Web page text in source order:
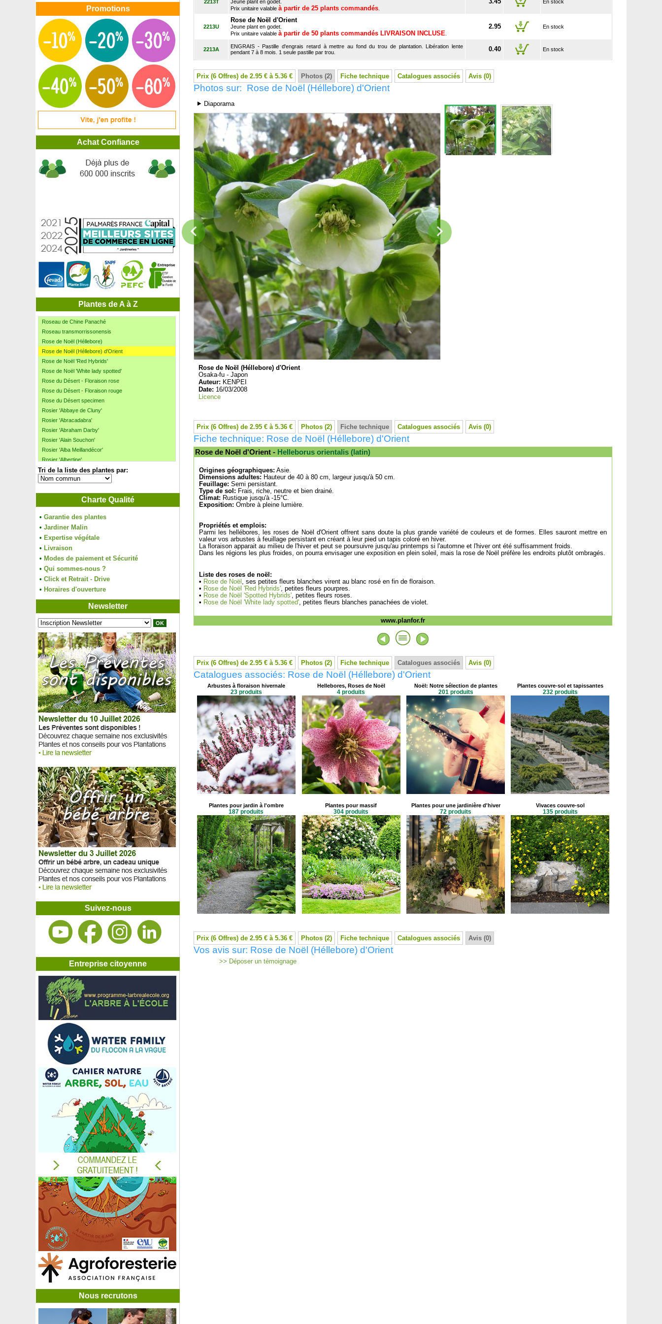
Promotions
Achat Confiance
Plantes de A à Z
Prunier 'Reine Claude de Bavay'
Prunier 'Reine Claude dorée'
Raisin d'ours
Raisin du Japon, Mûrier du Japon
Réglisse
Rhaphiolépis Delacour
Rhododendron blanc 'Mme Masson'
Rhododendron jaune 'Horizon Monarch'
Rhododendron nain blanc
Rhododendron nain mauve
Rhododendron nain 'Percy Wiseman'
Rhododendron nain rose
Rhododendron rose 'Fenbeyum'
Rhododendron rose 'Germania'
Rhododendron rose 'Golden Gate'
Rhododendron rose 'Winsome'
Rhododendron rouge 'Elisabeth'
Rhubarbe géante du Brésil
Rince-bouteille blanc
Rince-bouteille jaune
Rince-bouteille 'Laevis'
Rince-bouteille 'Little John'
Rince-bouteille rose
Romarin commun, Romarin officinal
Romarin pleureur Tige
Romarin rampant
Roseau de Chine Panaché
Roseau transmorrissonensis
Rose de Noël (Héllebore)
Rose de Noël (Héllebore) d'Orient
Rose de Noël 'Red Hybrids'
Rose de Noël 'White lady spotted'
Rose du Désert - Floraison rose
Rose du Désert - Floraison rouge
Rose du Désert specimen
Rosier 'Abbaye de Cluny'
Rosier 'Abracadabra'
Rosier 'Abraham Darby'
Rosier 'Alain Souchon'
Rosier 'Alba Meillandécor'
Rosier 'Albertine'
Rosier 'Alibaba'
Rosier 'All my loving'
Rosier 'André Le Notre'
Rosier 'Angéla'
Rosier 'Arthur Rimbaud'
Rosier 'Astrée'
Rosier 'Auguste Renoir'
Rosier 'Baie des Anges'
Rosier 'Ballerina'
Rosier 'Barbra Streisand'
Rosier 'Bernard Hinault'
Rosier 'Black Baccara'
Rosier 'Blue Girl'
Rosier 'Bolchoi'
Rosier 'Boscobel'
Rosier 'Bossa Nova'
Rosier 'Brocéliande'
Rosier 'Buff Beauty'
Rosier 'Burgundy Ice'
Rosier 'Cardinal de Richelieu'
Rosier Catherine de Médicis
Rosier 'Chabadabada'
Rosier 'Christophe Colomb'
Rosier 'Claire Austin'
Rosier 'Cocktail'
Rosier 'Coluche'
Rosier 'Complicata'
Rosier 'Cornelia'
Rosier de Banks 'Alba Plena'
Rosier de Banks 'Lutea'
Rosier de Banks 'Rosea'
Rosier 'Déborah'
Rosier 'Diane de Ribes'
Rosier 'Double Delight'
Rosier 'Edith Piaf'
Rosier 'Etna'
Rosier 'Favorita'
Rosier 'Fox Trot'
Rosier 'François Mauriac'
Rosier 'Gertrude Jekyll'
Rosier 'Glamis Castle'
Rosier 'Golden Perfumella'
Rosier 'Grootendorst Suprême'
Rosier 'Hacienda'
Rosier 'Hot Cocoa'
Rosier 'Iceberg'
Rosier 'Ingrid Bergman'
Rosier 'Isabelle Autissier'
Rosier 'Jacques Cartier'
Rosier 'Joseph's Coat'
Rosier 'Jubilé du Prince de Monaco'
Rosier 'Jubilee Celebration'
Rosier 'La Belle de Rouet'
Rosier 'La Sevillana'
Rosier 'Lichfield Angel'
Rosier 'Lolita Lempicka'
Rosier 'Marcel Pagnol'
Rosier 'Marilyn Monroe'
Rosier 'Mary Rose'
Rosier 'Mermaid'
Rosier 'Michel Desjoyeaux'
Rosier 'Michel Serrault'
Rosier 'Mme A. Meilland', Rosier 'Peace'
Rosier 'Mokarosa'
Rosier 'Moonstone'
Rosier 'Mozart'
Rosier 'Munstead Wood'
Rosier Mutabilis, Rosier de Chine
Rosier nain Zepeti®
Rosier 'Only You'
Rosier 'Pablito'
Rosier 'Pacific Dream'
Rosier 'Palais Impérial de Compiègne'
Rosier 'Pascali'
Rosier 'Pascal Sevran'
Rosier 'Paul Neyron'
Rosier paysager blanc 'Little White Pet'
Rosier paysager jaune 'Yellow Fairy'
Rosier paysager rose 'Fairy Rood'
Rosier paysager rose foncé 'The Fairy Rubra'
Tri de la liste des plantes par:
Charte Qualité
• Garantie des plantes
• Jardiner Malin
• Expertise végétale
• Livraison
• Modes de paiement et Sécurité
• Qui sommes-nous ?
• Click et Retrait - Drive
• Horaires d'ouverture
Newsletter
Suivez-nous
Entreprise citoyenne
Nous recrutons
2213T
Jeune plant en godet.
Prix unitaire valable à partir de 25 plants commandés
En stock
2213U
Rose de Noël d'Orient
Jeune plant en godet.
Prix unitaire valable à partir de 50 plants commandés LIVRAISON INCLUSE
2.95 En stock
2213A
ENGRAIS - Pastille d'engrais retard à mettre au fond du trou de plantation. Libération lente
pendant 7 à 8 mois. 1 seule pastille par trou.
0.40 En stock
Prix (6 Offres) de 2.95 € à 5.36 € Photos (2) Fiche technique Catalogues associés Avis (0)
Photos sur: Rose de Noël (Héllebore) d'Orient
⯈ Diaporama
Rose de Noël (Héllebore) d'Orient
Osaka-fu - Japon
Auteur: KENPEI
Date: 16/03/2008
Licence
Prix (6 Offres) de 2.95 € à 5.36 € Photos (2) Fiche technique Catalogues associés Avis (0)
Fiche technique: Rose de Noël (Héllebore) d'Orient
Rose de Noël d'Orient - Helleborus orientalis (latin)
Origines géographiques: Asie.
Dimensions adultes: Hauteur de 40 à 80 cm, largeur jusqu'à 50 cm.
Feuillage: Semi persistant.
Type de sol: Frais, riche, neutre et bien drainé.
Climat: Rustique jusqu'à -15°C.
Exposition: Ombre à pleine lumière.
Propriétés et emplois:
Parmi les hellébores, les roses de Noël d'Orient offrent sans doute la plus grande variété de couleurs et de formes. Elles sauront mettre en
valeur vos arbustes à feuillage persistant en créant à leur pied un tapis coloré en hiver.
La floraison apparait au milieu de l'hiver et peut se poursuivre jusqu'au printemps si l'automne et l'hiver ont été suffisamment froids.
Dans les régions les plus froides, on pourra envisager une exposition en plein soleil, mais la rose de Noël préfère les endroits plutôt ombragés.
Liste des roses de noël:
• Rose de Noël , ses petites fleurs blanches virent au blanc rosé en fin de floraison.
• Rose de Noël 'Red Hybrids', petites fleurs pourpres.
• Rose de Noël 'Spotted Hybrids', petites fleurs roses.
• Rose de Noël 'White lady spotted', petites fleurs blanches panachées de violet.
www.planfor.fr
Prix (6 Offres) de 2.95 € à 5.36 € Photos (2) Fiche technique Catalogues associés Avis (0)
Catalogues associés: Rose de Noël (Héllebore) d'Orient
Arbustes à floraison hivernale
23 produits
Hellebores, Roses de Noël
4 produits
Noël: Notre sélection de plantes
201 produits
Plantes couvre-sol et tapissantes
232 produits
Plantes pour jardin à l'ombre
187 produits
Plantes pour massif
304 produits
Plantes pour une jardinière d'hiver
72 produits
Vivaces couvre-sol
135 produits
Prix (6 Offres) de 2.95 € à 5.36 € Photos (2) Fiche technique Catalogues associés Avis (0)
Vos avis sur: Rose de Noël (Héllebore) d'Orient
>> Déposer un témoignage